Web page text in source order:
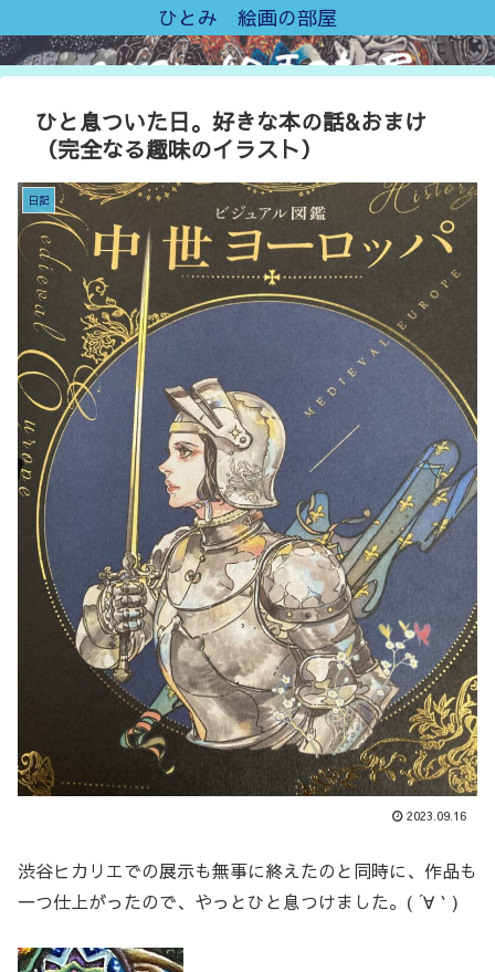
ひとみ 絵画の部屋
ひと息ついた日。好きな本の話&おまけ
（完全なる趣味のイラスト）
日記
2023.09.16
渋谷ヒカリエでの展示も無事に終えたのと同時に、作品も
一つ仕上がったので、やっとひと息つけました。( ´∀｀)